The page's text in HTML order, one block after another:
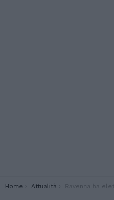
You are here:
Home Attualità Ravenna ha eletto i consiglieri aggiunti